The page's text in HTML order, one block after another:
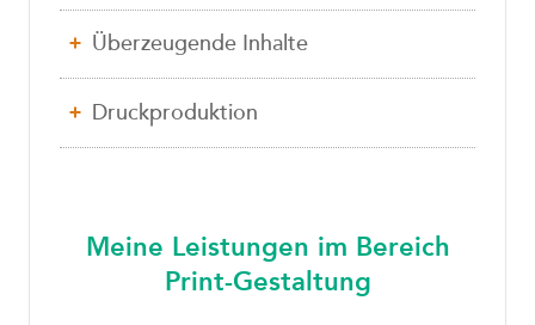
Überzeugende Inhalte
Druckproduktion
Meine Leistungen im Bereich
Print-Gestaltung